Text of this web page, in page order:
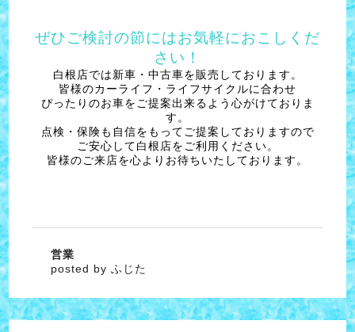
ぜひご検討の節にはお気軽におこしくだ
さい！
白根店では新車・中古車を販売しております。
皆様のカーライフ・ライフサイクルに合わせ
ぴったりのお車をご提案出来るよう心がけておりま
す。
点検・保険も自信をもってご提案しておりますので
ご安心して白根店をご利用ください。
皆様のご来店を心よりお待ちいたしております。
営業
posted by ふじた